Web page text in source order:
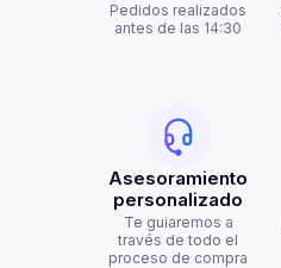
Pedidos realizados
antes de las 14:30
Asesoramiento
personalizado
Te guiaremos a
través de todo el
proceso de compra